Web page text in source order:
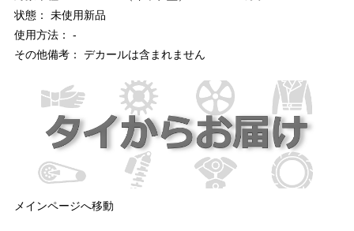
状態： 未使用新品
使用方法： -
その他備考： デカールは含まれません
メインページへ移動